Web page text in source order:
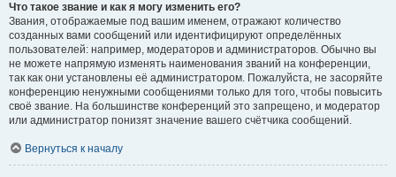
Что такое звание и как я могу изменить его?
Звания, отображаемые под вашим именем, отражают количество
созданных вами сообщений или идентифицируют определённых
пользователей: например, модераторов и администраторов. Обычно вы
не можете напрямую изменять наименования званий на конференции,
так как они установлены её администратором. Пожалуйста, не засоряйте
конференцию ненужными сообщениями только для того, чтобы повысить
своё звание. На большинстве конференций это запрещено, и модератор
или администратор понизят значение вашего счётчика сообщений.
Вернуться к началу